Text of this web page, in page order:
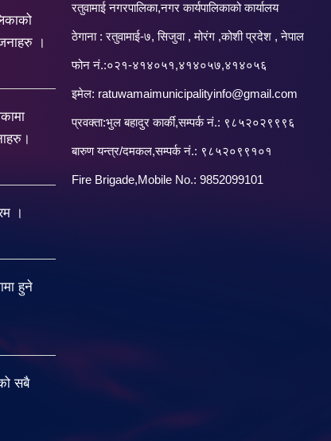
।
।
हुने
सबै
रतुवामाई नगरपालिका,नगर कार्यपालिकाको कार्यालय
ठेगाना : रतुवामाई-७, सिजुवा , मोरंग ,कोशी प्रदेश , नेपाल
फोन नं.:०२१-४१४०५१,४१४०५७,४१४०५६
इमेल: ratuwamaimunicipalityinfo@gmail.com
प्रवक्ता:भुल बहादुर कार्की,सम्पर्क नं.: ९८५२०२९९९६
बारु‌ण यन्त्र/दमकल,सम्पर्क नं.: ९८५२०९९१०१
Fire Brigade,Mobile No.: 9852099101